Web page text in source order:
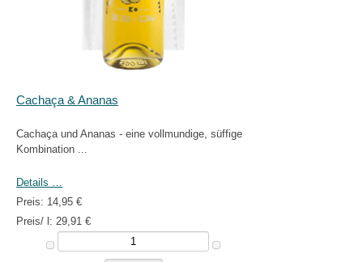
Cachaça & Ananas
Cachaça und Ananas - eine vollmundige, süffige
Kombination ...
Details …
Preis: 14,95 €
Preis/ l: 29,91 €